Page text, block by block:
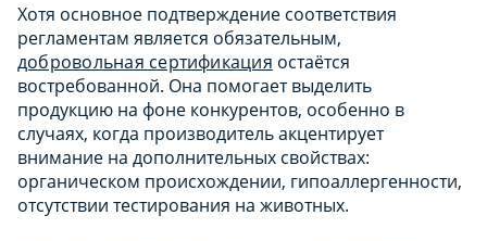
Хотя основное подтверждение соответствия
регламентам является обязательным,
добровольная сертификация остаётся
востребованной. Она помогает выделить
продукцию на фоне конкурентов, особенно в
случаях, когда производитель акцентирует
внимание на дополнительных свойствах:
органическом происхождении, гипоаллергенности,
отсутствии тестирования на животных.